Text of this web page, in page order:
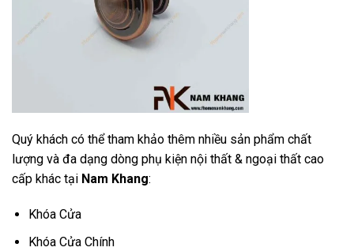
Quý khách có thể tham khảo thêm nhiều sản phẩm chất
lượng và đa dạng dòng phụ kiện nội thất & ngoại thất cao
cấp khác tại Nam Khang:
Khóa Cửa
Khóa Cửa Chính